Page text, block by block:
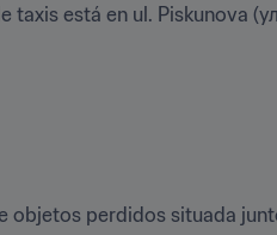
está en ul. Piskunova
objetos perdidos situada